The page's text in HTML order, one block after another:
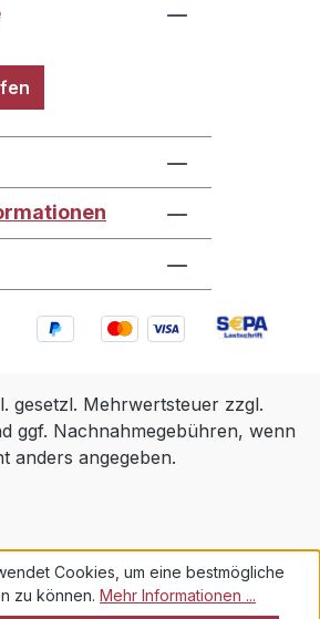
gesetzl. Mehrwertsteuer zzgl.
ggf. Nachnahmegebühren, wenn
anders angegeben.
Cookies, um eine bestmögliche
zu können. Mehr Informationen ...